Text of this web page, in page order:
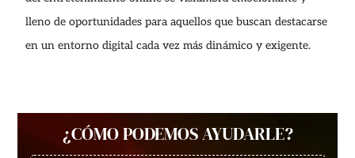
lleno de oportunidades para aquellos que buscan destacarse
en un entorno digital cada vez más dinámico y exigente.
¿CÓMO PODEMOS AYUDARLE?